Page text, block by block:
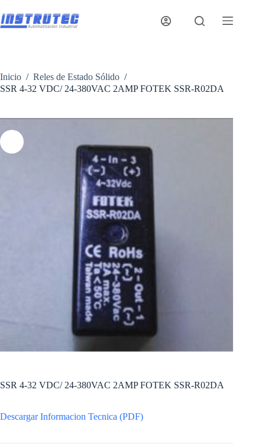
al
contenido
Inicio / Reles de Estado Sólido /
SSR 4-32 VDC/ 24-380VAC 2AMP FOTEK SSR-R02DA
SSR 4-32 VDC/ 24-380VAC 2AMP FOTEK SSR-R02DA
Descargar Informacion Tecnica (PDF)